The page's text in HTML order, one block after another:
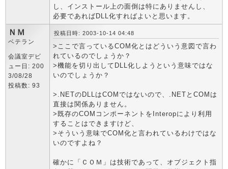
し、インストール上の面倒は特にありませんし、
必要であればDLL化すればよいと思います。
ＮＭ
ベテラン
会議室デビ
ュー日: 200
3/08/28
投稿数: 93
投稿日時: 2003-10-14 04:48
>ここで言っているCOM化とはどういう意図で言わ
れているのでしょうか？
>機能を切り出してDLL化しようという意味ではな
いのでしょうか？
>.NETのDLLはCOMではないので、.NETとCOMは
直接は関係ありません。
>既存のCOMコンポーネントをInteropにより利用
することはできますけど、
>そういう意味でCOM化と言われているわけではな
いのですよね？
確かに「ＣＯＭ」は技術であって、オブジェクト指